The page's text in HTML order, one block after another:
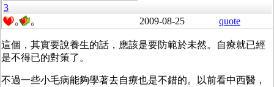
3
0 0 2009-08-25 quote
這個，其實要說養生的話，應該是要防範於未然。自療就已經
是不得已的對策了。
不過一些小毛病能夠學著去自療也是不錯的。以前看中西醫，